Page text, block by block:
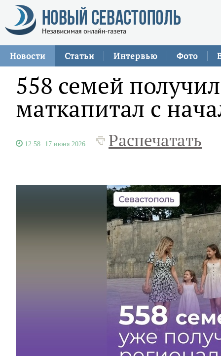
Новости Статьи Интервью Фото
558 семей
маткапитал с
12:58 17 июня 2026 Распечатать